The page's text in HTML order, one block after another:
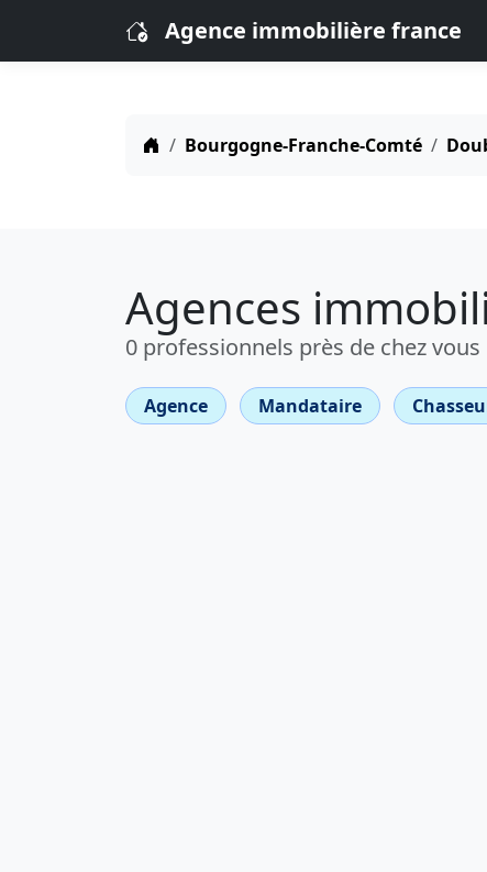
Agence immobilière france
Bourgogne-Franche-Comté
Agences
0 professionnels près de chez vous
Agence Mandataire